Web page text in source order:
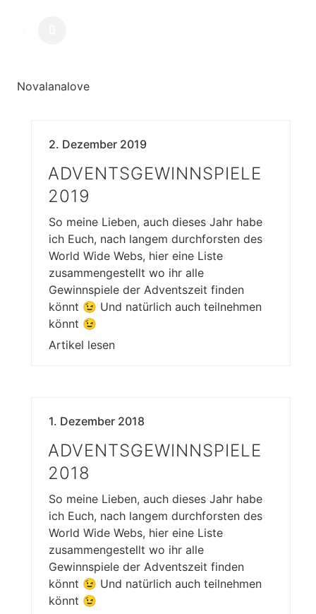
Novalanalove
2. Dezember 2019
ADVENTSGEWINNSPIELE
2019
So meine Lieben, auch dieses Jahr habe
ich Euch, nach langem durchforsten des
World Wide Webs, hier eine Liste
zusammengestellt wo ihr alle
Gewinnspiele der Adventszeit finden
könnt 😉 Und natürlich auch teilnehmen
könnt 😉
Artikel lesen
1. Dezember 2018
ADVENTSGEWINNSPIELE
2018
So meine Lieben, auch dieses Jahr habe
ich Euch, nach langem durchforsten des
World Wide Webs, hier eine Liste
zusammengestellt wo ihr alle
Gewinnspiele der Adventszeit finden
könnt 😉 Und natürlich auch teilnehmen
könnt 😉